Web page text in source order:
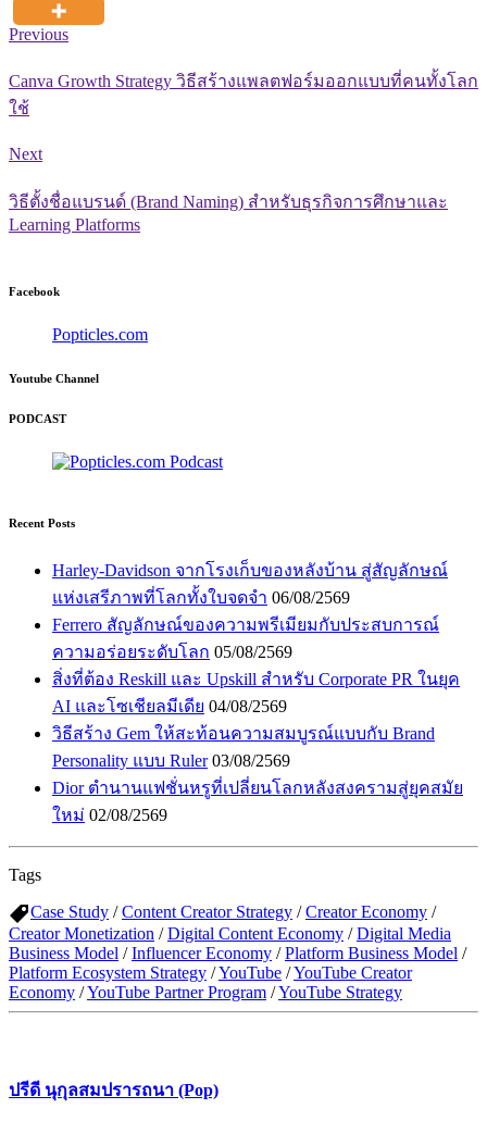
Previous
Canva Growth Strategy วิธีสร้างแพลตฟอร์มออกแบบที่คนทั้งโลก
ใช้
Next
วิธีตั้งชื่อแบรนด์ (Brand Naming) สำหรับธุรกิจการศึกษาและ
Learning Platforms
Facebook
Popticles.com
Youtube Channel
PODCAST
Recent Posts
Harley-Davidson จากโรงเก็บของหลังบ้าน สู่สัญลักษณ์
แห่งเสรีภาพที่โลกทั้งใบจดจำ 06/08/2569
Ferrero สัญลักษณ์ของความพรีเมียมกับประสบการณ์
ความอร่อยระดับโลก 05/08/2569
สิ่งที่ต้อง Reskill และ Upskill สำหรับ Corporate PR ในยุค
AI และโซเชียลมีเดีย 04/08/2569
วิธีสร้าง Gem ให้สะท้อนความสมบูรณ์แบบกับ Brand
Personality แบบ Ruler 03/08/2569
Dior ตำนานแฟชั่นหรูที่เปลี่ยนโลกหลังสงครามสู่ยุคสมัย
ใหม่ 02/08/2569
Tags
Case Study /Content Creator Strategy /Creator Economy /
Creator Monetization /Digital Content Economy /Digital Media
Business Model /Influencer Economy /Platform Business Model /
Platform Ecosystem Strategy /YouTube /YouTube Creator
Economy /YouTube Partner Program /YouTube Strategy
ปรีดี นุกุลสมปรารถนา (Pop)